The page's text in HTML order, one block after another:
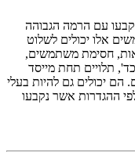
עם הרמה הגבוהה
אלו יכולים לשלוט
חסימת משתמשים,
תלויים תחת מייסד
יכולים גם להיות בעלי
ההגדרות אשר נקבעו